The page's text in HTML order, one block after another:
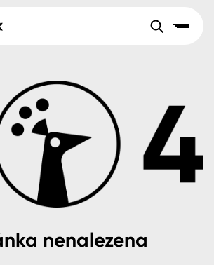
Velkoobchod Sortiment
asfalt, minerální podklady
keramika
Dekor
Profi
Pta
nenalezena